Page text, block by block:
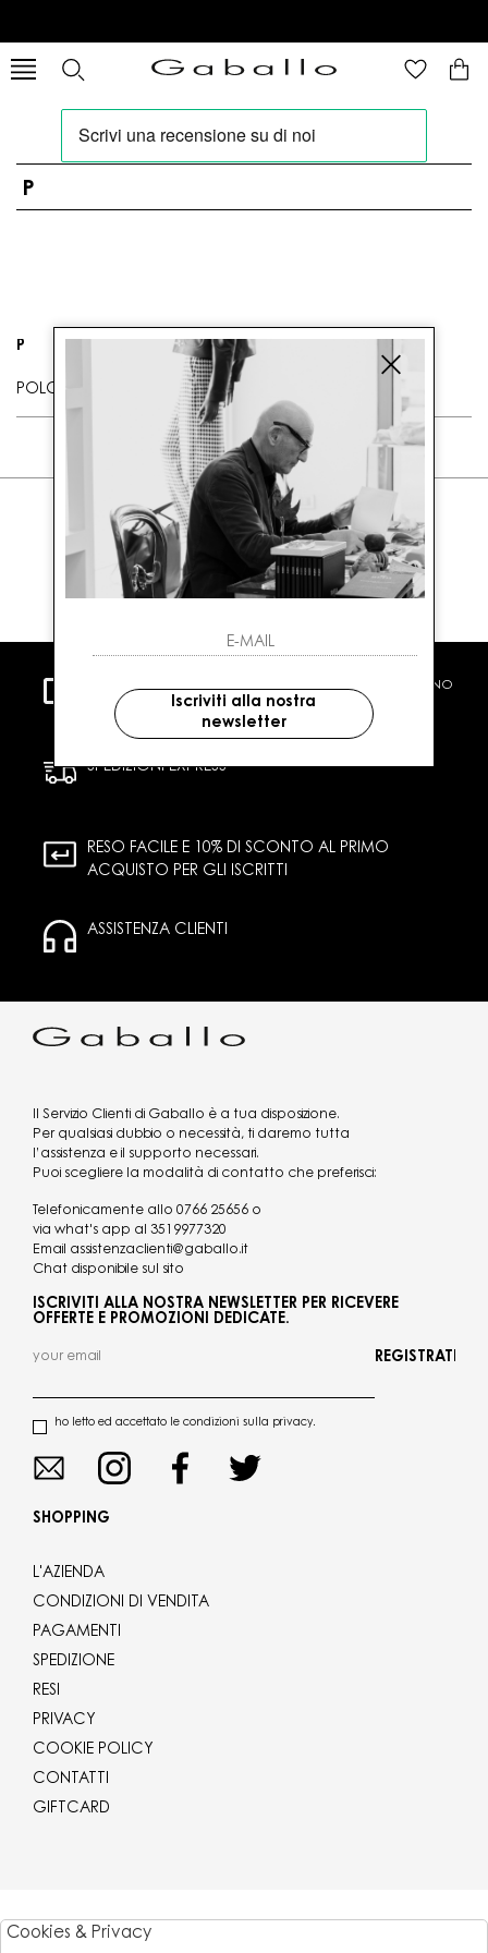
P
P
POLO RALPH LAUREN
PAGAMENTI SICURI CARTA DI CREDITO CONTRASSEGNO
BONIFICO BANCARIO PAYPAL / PAYPAL A 3 RATE
SPEDIZIONI EXPRESS
RESO FACILE E 10% DI SCONTO AL PRIMO
ACQUISTO PER GLI ISCRITTI
ASSISTENZA CLIENTI
Il Servizio Clienti di Gaballo è a tua disposizione.
Per qualsiasi dubbio o necessità, ti daremo tutta
l’assistenza e il supporto necessari.
Puoi scegliere la modalità di contatto che preferisci:
Telefonicamente allo 0766 25656 o
via what's app al 3519977320
Email assistenzaclienti@gaballo.it
Chat disponibile sul sito
ISCRIVITI ALLA NOSTRA NEWSLETTER PER RICEVERE
OFFERTE E PROMOZIONI DEDICATE.
ho letto ed accettato le condizioni sulla privacy.
REGISTRATI
SHOPPING
L'AZIENDA
CONDIZIONI DI VENDITA
PAGAMENTI
SPEDIZIONE
RESI
PRIVACY
COOKIE POLICY
CONTATTI
GIFTCARD
Iscriviti alla nostra
newsletter
Cookies & Privacy